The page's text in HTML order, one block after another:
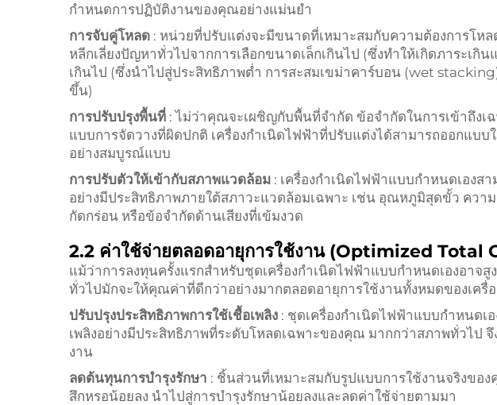
กำหนดการปฏิบัติงานของคุณอย่างแม่นยำ
การจับคู่โหลด : หน่วยที่ปรับแต่งจะมีขนาดที่เหมาะสมกับความต้องการโห
หลีกเลี่ยงปัญหาทั่วไปจากการเลือกขนาดเล็กเกินไป (ซึ่งทำให้เกิดภาระเกิ
เกินไป (ซึ่งนำไปสู่ประสิทธิภาพต่ำ การสะสมเขม่าคาร์บอน (wet
ขึ้น)
การปรับปรุงพื้นที่ : ไม่ว่าคุณจะเผชิญกับพื้นที่จำกัด ข้อจำกัดในการเข้าถึงเ
แบบการจัดวางที่ผิดปกติ เครื่องกำเนิดไฟฟ้าที่ปรับแต่งได้สามารถออกแบ
อย่างสมบูรณ์แบบ
การปรับตัวให้เข้ากับสภาพแวดล้อม : เครื่องกำเนิดไฟฟ้าแบบกำหนดเองส
อย่างมีประสิทธิภาพภายใต้สภาวะแวดล้อมเฉพาะ เช่น อุณหภูมิสุดขั้ว ควา
กัดกร่อน หรือข้อจำกัดด้านเสียงที่เข้มงวด
2.2 ค่าใช้จ่ายตลอดอายุการใช้งาน (Optimized
แม้ว่าการลงทุนครั้งแรกสำหรับชุดเครื่องกำเนิดไฟฟ้าแบบกำหนดเองอาจ
ทั่วไปมักจะให้คุณค่าที่ดีกว่าอย่างมากตลอดอายุการใช้งานทั้งหมดของเครื่อ
ปรับปรุงประสิทธิภาพการใช้เชื้อเพลิง : ชุดเครื่องกำเนิดไฟฟ้าแบบกำหนดเ
เพลิงอย่างมีประสิทธิภาพที่ระดับโหลดเฉพาะของคุณ มากกว่าสภาพทั่วไป
งาน
ลดต้นทุนการบำรุงรักษา : ชิ้นส่วนที่เหมาะสมกับรูปแบบการใช้งานจริงของ
สึกหรอน้อยลง นำไปสู่การบำรุงรักษาน้อยลงและลดค่าใช้จ่ายตามมา